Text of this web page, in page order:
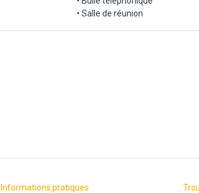
• Salle de réunion
Informations pratiques